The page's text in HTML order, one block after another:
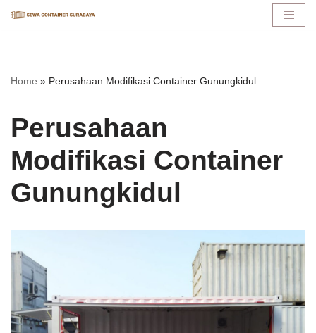
konten
Home » Perusahaan Modifikasi Container Gunungkidul
Perusahaan
Modifikasi Container
Gunungkidul